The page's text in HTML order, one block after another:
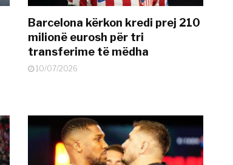
Barcelona kërkon kredi prej 210
milionë eurosh për tri
transferime të mëdha
10/07/2026